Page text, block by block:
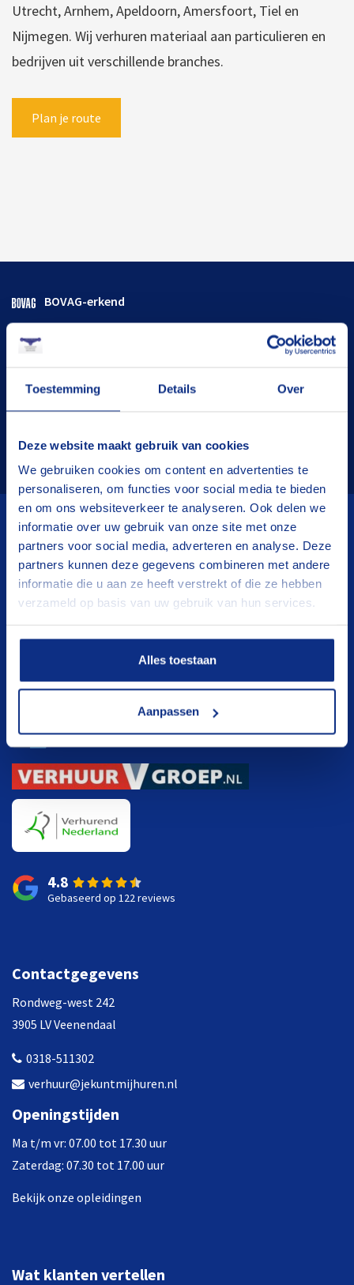
Toestemming Details Over
Deze website maakt gebruik van cookies
We gebruiken cookies om content en advertenties te
personaliseren, om functies voor social media te bieden
en om ons websiteverkeer te analyseren. Ook delen we
informatie over uw gebruik van onze site met onze
partners voor social media, adverteren en analyse. Deze
partners kunnen deze gegevens combineren met andere
informatie die u aan ze heeft verstrekt of die ze hebben
verzameld op basis van uw gebruik van hun services.
Alles toestaan
Aanpassen
Utrecht, Arnhem, Apeldoorn, Amersfoort, Tiel en
Nijmegen. Wij verhuren materiaal aan particulieren en
bedrijven uit verschillende branches.
Plan je route
BOVAG-erkend
De juiste oplossing
Tevreden klanten
Wij verhuren
Aanhangwagens
Hoogwerkers
Klanten registratie
Klanten registratie
4.8
Gebaseerd op 122 reviews
Contactgegevens
Rondweg-west 242
3905 LV Veenendaal
0318-511302
verhuur@jekuntmijhuren.nl
Openingstijden
Ma t/m vr: 07.00 tot 17.30 uur
Zaterdag: 07.30 tot 17.00 uur
Bekijk onze opleidingen
Wat klanten vertellen